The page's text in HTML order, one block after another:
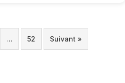
… 52 Suivant »